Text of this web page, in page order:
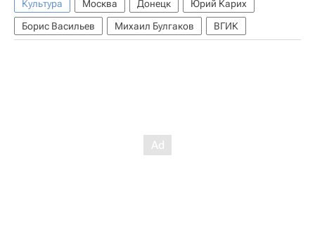
Культура Москва Донецк
Юрий Карих
Борис Васильев
Михаил Булгаков ВГИК